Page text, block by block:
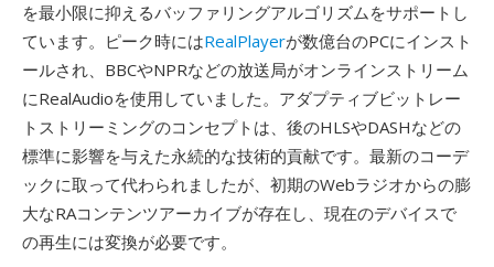
を最小限に抑えるバッファリングアルゴリズムをサポートし
ています。ピーク時にはRealPlayerが数億台のPCにインスト
ールされ、BBCやNPRなどの放送局がオンラインストリーム
にRealAudioを使用していました。アダプティブビットレー
トストリーミングのコンセプトは、後のHLSやDASHなどの
標準に影響を与えた永続的な技術的貢献です。最新のコーデ
ックに取って代わられましたが、初期のWebラジオからの膨
大なRAコンテンツアーカイブが存在し、現在のデバイスで
の再生には変換が必要です。